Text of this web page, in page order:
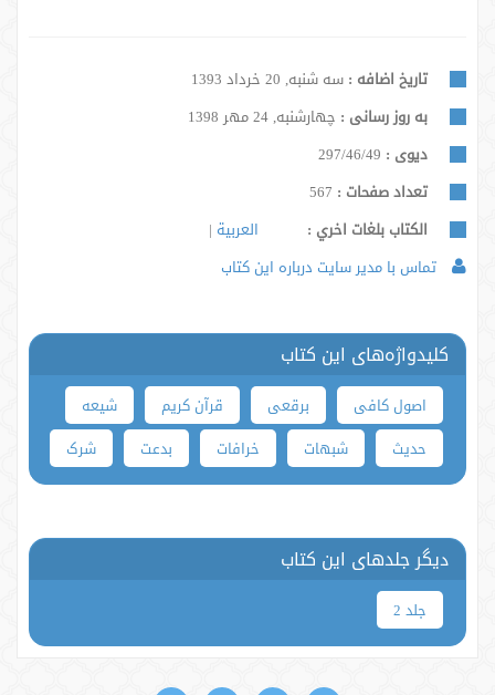
تاریخ اضافه : سه شنبه, 20 خرداد 1393
به روز رسانی : چهارشنبه, 24 مهر 1398
دیوی : 297/46/49
تعداد صفحات :
الكتاب بلغات اخري :
العربية
تماس با مدیر سایت درباره این کتاب
کلیدواژه‌های این کتاب
اصول کافی برقعی قرآن کریم
شیعه
حدیث
شبهات خرافات بدعت شرک
دیگر جلدهای این کتاب
جلد 2